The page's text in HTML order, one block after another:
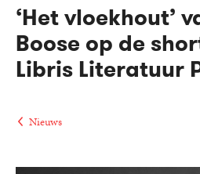
Veiligbetalen
retourneren
uitgevers
‘Het vloekhout’
Boose op de
Libris Literatuur
Nieuws